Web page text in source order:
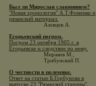
Был ли Мирослав славянином?
"Новая хронология" А.Т.Фоменко и
рязанский материал.
Азовцев А.
Егорьевский погром.
Погром 23 октября 1905 г. в
Егорьевске и следствие по нему.
Мираков М.,
Трибунский П.
О честности в полемике.
Ответ на статью Б.Горбунова в
выпуске 23 "Рязанской старины".